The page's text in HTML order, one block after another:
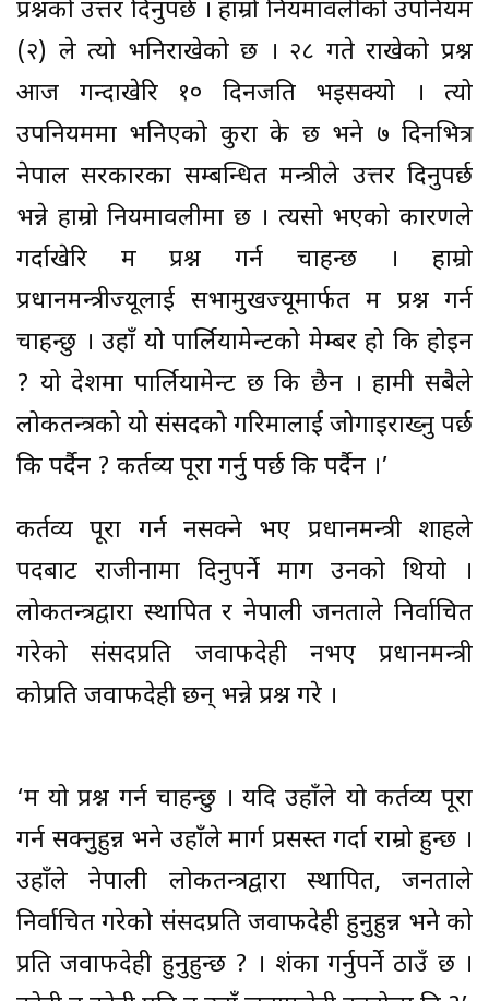
प्रश्नको उत्तर दिनुपर्छ । हाम्रो नियमावलीको उपनियम
(२) ले त्यो भनिराखेको छ । २८ गते राखेको प्रश्न
आज गन्दाखेरि १० दिनजति भइसक्यो । त्यो
उपनियममा भनिएको कुरा के छ भने ७ दिनभित्र
नेपाल सरकारका सम्बन्धित मन्त्रीले उत्तर दिनुपर्छ
भन्ने हाम्रो नियमावलीमा छ । त्यसो भएको कारणले
गर्दाखेरि म प्रश्न गर्न चाहन्छ । हाम्रो
प्रधानमन्त्रीज्यूलाई सभामुखज्यूमार्फत म प्रश्न गर्न
चाहन्छु । उहाँ यो पार्लियामेन्टको मेम्बर हो कि होइन
? यो देशमा पार्लियामेन्ट छ कि छैन । हामी सबैले
लोकतन्त्रको यो संसदको गरिमालाई जोगाइराख्नु पर्छ
कि पर्दैन ? कर्तव्य पूरा गर्नु पर्छ कि पर्दैन ।’
कर्तव्य पूरा गर्न नसक्ने भए प्रधानमन्त्री शाहले
पदबाट राजीनामा दिनुपर्ने माग उनको थियो ।
लोकतन्त्रद्वारा स्थापित र नेपाली जनताले निर्वाचित
गरेको संसदप्रति जवाफदेही नभए प्रधानमन्त्री
कोप्रति जवाफदेही छन् भन्ने प्रश्न गरे ।
‘म यो प्रश्न गर्न चाहन्छु । यदि उहाँले यो कर्तव्य पूरा
गर्न सक्नुहुन्न भने उहाँले मार्ग प्रसस्त गर्दा राम्रो हुन्छ ।
उहाँले नेपाली लोकतन्त्रद्वारा स्थापित, जनताले
निर्वाचित गरेको संसदप्रति जवाफदेही हुनुहुन्न भने को
प्रति जवाफदेही हुनुहुन्छ ? । शंका गर्नुपर्ने ठाउँ छ ।